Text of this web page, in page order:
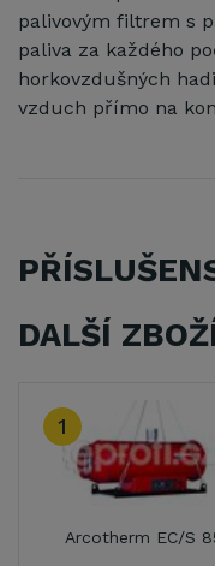
palivovým filtrem s
paliva za každého
horkovzdušných
vzduch přímo na
DALŠÍ
GE/S 105